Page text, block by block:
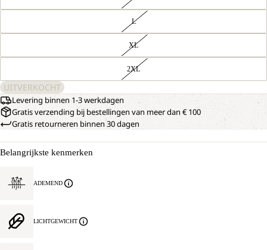
L
XL
2XL
UITVERKOCHT
Levering binnen 1-3 werkdagen
Gratis verzending bij bestellingen van meer dan € 100
Gratis retourneren binnen 30 dagen
Belangrijkste kenmerken
ADEMEND
LICHTGEWICHT